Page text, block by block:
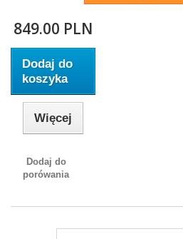
849.00 PLN
Dodaj do
koszyka
Więcej
Dodaj do
porówania